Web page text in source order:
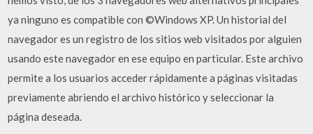
ya ninguno es compatible con ©Windows XP. Un historial del
navegador es un registro de los sitios web visitados por alguien
usando este navegador en ese equipo en particular. Este archivo
permite a los usuarios acceder rápidamente a páginas visitadas
previamente abriendo el archivo histórico y seleccionar la
página deseada.